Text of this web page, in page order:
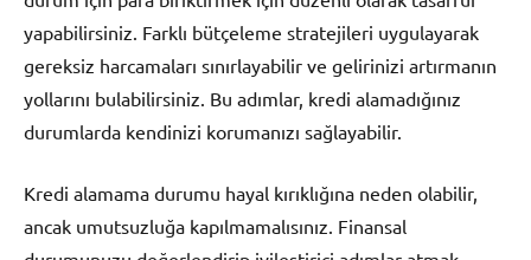
yapabilirsiniz. Farklı bütçeleme stratejileri uygulayarak
gereksiz harcamaları sınırlayabilir ve gelirinizi artırmanın
yollarını bulabilirsiniz. Bu adımlar, kredi alamadığınız
durumlarda kendinizi korumanızı sağlayabilir.
Kredi alamama durumu hayal kırıklığına neden olabilir,
ancak umutsuzluğa kapılmamalısınız. Finansal